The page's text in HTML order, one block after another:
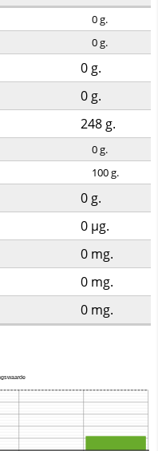
0g.
0g.
0 g.
0 g.
248 g.
0g.
100g.
0 g.
0 µg.
0 mg.
0 mg.
0 mg.